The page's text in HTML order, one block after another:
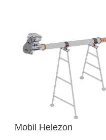
Mobil Helezon